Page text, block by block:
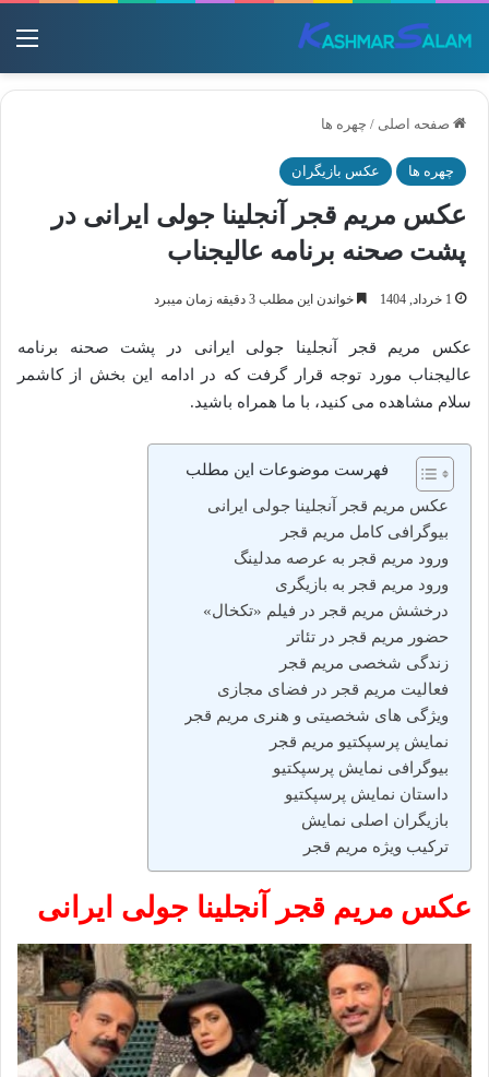
صفحه اصلی / چهره ها
چهره ها عکس بازیگران
عکس مریم قجر آنجلینا جولی ایرانی در
پشت صحنه برنامه عالیجناب
1 خرداد, 1404 خواندن این مطلب 3 دقیقه زمان میبرد
عکس مریم قجر آنجلینا جولی ایرانی در پشت صحنه برنامه
عالیجناب مورد توجه قرار گرفت که در ادامه این بخش از کاشمر
سلام مشاهده می کنید، با ما همراه باشید.
فهرست موضوعات این مطلب
عکس مریم قجر آنجلینا جولی ایرانی
بیوگرافی کامل مریم قجر
ورود مریم قجر به عرصه مدلینگ
ورود مریم قجر به بازیگری
درخشش مریم قجر در فیلم «تکخال»
حضور مریم قجر در تئاتر
زندگی شخصی مریم قجر
فعالیت مریم قجر در فضای مجازی
ویژگی‌ های شخصیتی و هنری مریم قجر
نمایش پرسپکتیو مریم قجر
بیوگرافی نمایش پرسپکتیو
داستان نمایش پرسپکتیو
بازیگران اصلی نمایش
ترکیب ویژه مریم قجر
عکس مریم قجر آنجلینا جولی ایرانی